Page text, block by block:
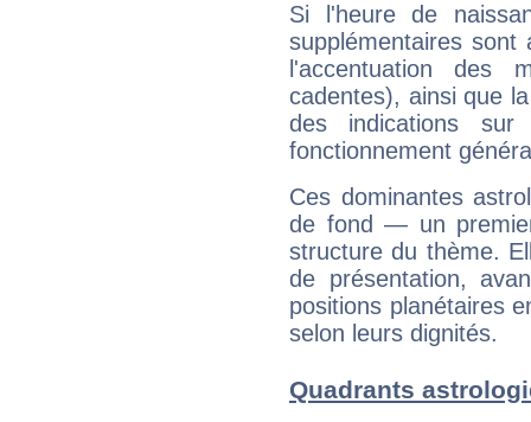
Si l'heure de
supplémentaires sont
l'accentuation des
cadentes), ainsi que
des indications sur
fonctionnement
Ces dominantes
de fond — un
structure du thème.
de présentation,
positions planétaires
selon leurs dignités.
Quadrants